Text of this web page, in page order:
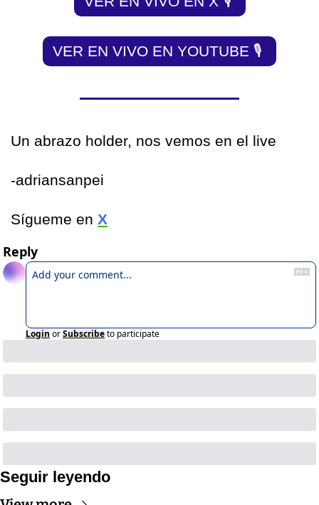
VER EN VIVO EN YOUTUBE 🎙
Un abrazo holder, nos vemos en el live
-adriansanpei
Sígueme en X
Reply
Login orSubscribeto participate
Seguir leyendo